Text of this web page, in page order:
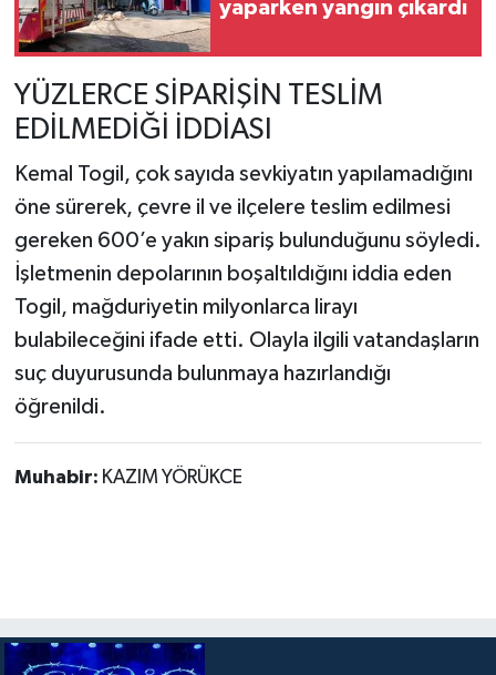
yaparken yangın çıkardı
YÜZLERCE SİPARİŞİN TESLİM
EDİLMEDİĞİ İDDİASI
Kemal Togil, çok sayıda sevkiyatın yapılamadığını
öne sürerek, çevre il ve ilçelere teslim edilmesi
gereken 600’e yakın sipariş bulunduğunu söyledi.
İşletmenin depolarının boşaltıldığını iddia eden
Togil, mağduriyetin milyonlarca lirayı
bulabileceğini ifade etti. Olayla ilgili vatandaşların
suç duyurusunda bulunmaya hazırlandığı
öğrenildi.
Muhabir: KAZIM YÖRÜKCE